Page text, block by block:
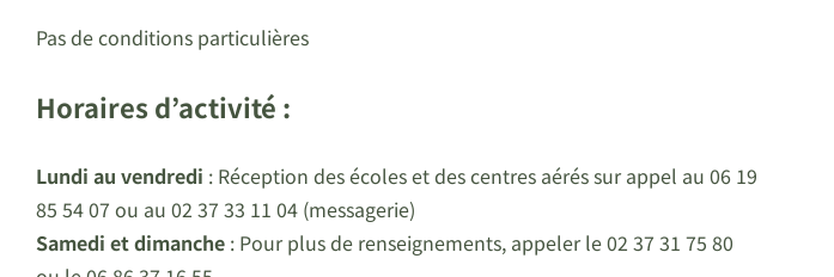
Pas de conditions particulières
Horaires d’activité :
Lundi au vendredi : Réception des écoles et des centres aérés sur appel au 06 19
85 54 07 ou au 02 37 33 11 04 (messagerie)
Samedi et dimanche: Pour plus de renseignements, appeler le 02 37 31 75 80